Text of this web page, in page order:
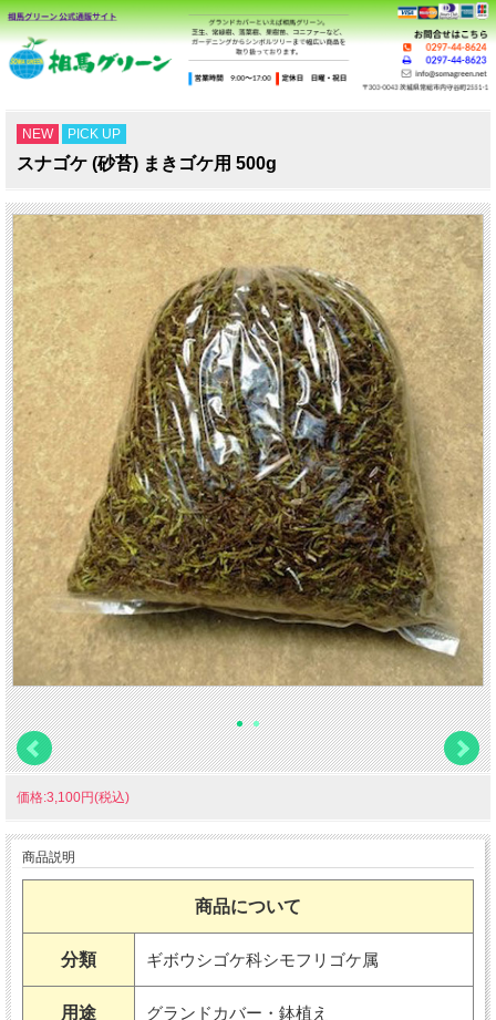
NEW PICK UP
スナゴケ (砂苔) まきゴケ用 500g
価格:3,100円(税込)
商品説明
商品について
分類 ギボウシゴケ科シモフリゴケ属
用途 グランドカバー・鉢植え